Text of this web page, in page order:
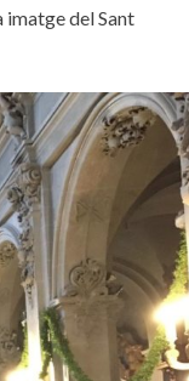
imatge del Sant